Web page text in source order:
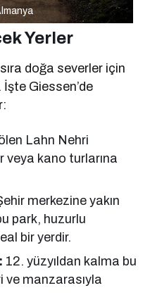
Yerler
sıra doğa severler için
Giessen’de
Lahn Nehri
veya kano turlarına
merkezine yakın
park, huzurlu
bir yerdir.
12. yüzyıldan kalma bu
manzarasıyla